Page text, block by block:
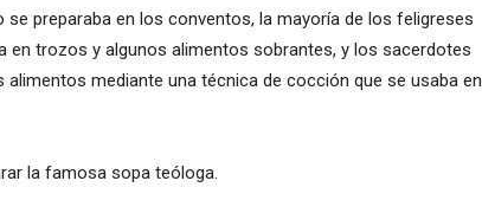
preparaba en los conventos, la mayoría de los feligreses
en trozos y algunos alimentos sobrantes, y los sacerdotes
mediante una técnica de cocción que se usaba en
la famosa sopa teóloga.